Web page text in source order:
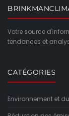
Votre source
tendances et
CATÉGORIES
Environnement et